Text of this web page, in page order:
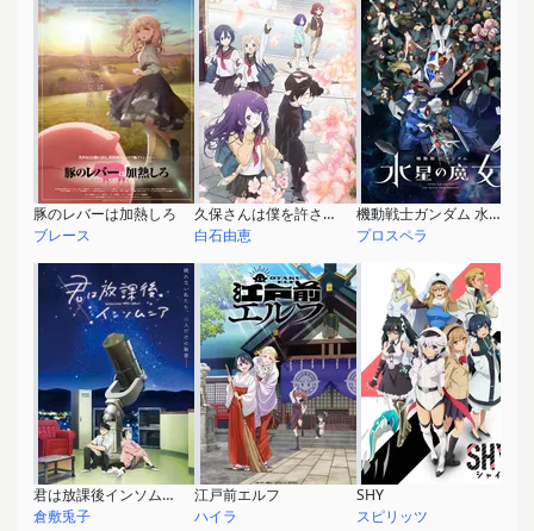
豚のレバーは加熱しろ
ブレース
久保さんは僕を許さない
白石由恵
機動戦士ガンダム 水星の魔女 Season2
プロスペラ
君は放課後インソムニア
倉敷兎子
江戸前エルフ
ハイラ
SHY
スピリッツ